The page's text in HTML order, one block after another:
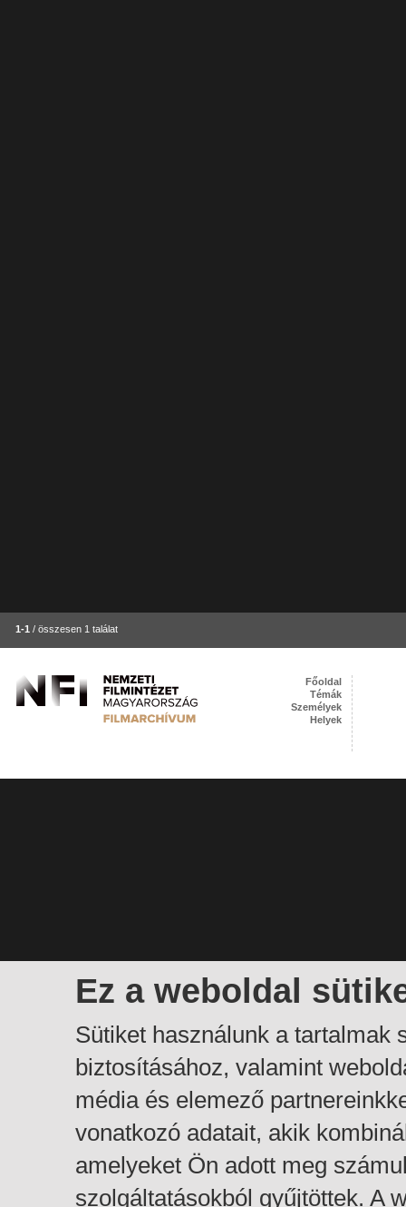
1-1 / összesen 1 találat
Ez a weboldal
Sütiket használunk a tartalmak
biztosításához, valamint
média és elemező
vonatkozó adatait, akik
amelyeket Ön adott meg
szolgáltatásokból gyűjtöttek. A
Főoldal
Témák
Személyek
Helyek